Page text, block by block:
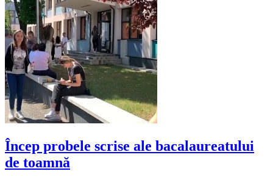
Încep probele scrise ale bacalaureatului
de toamnă